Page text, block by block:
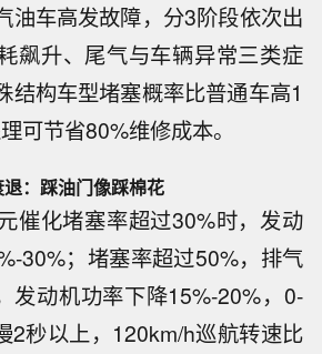
油车高发故障，分3阶段依次出
飙升、尾气与车辆异常三类症
结构车型堵塞概率比普通车高1
可节省80%维修成本。
：踩油门像踩棉花
催化堵塞率超过30%时，发动
30%；堵塞率超过50%，排气
发动机功率下降15%-20%，0-
2秒以上，120km/h巡航转速比